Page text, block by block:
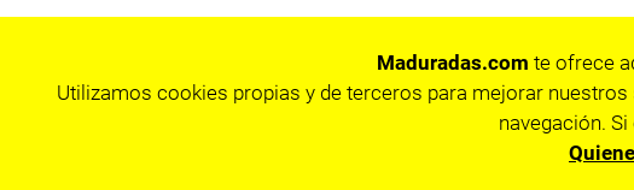
Maduradas.com te ofrece
Utilizamos cookies propias y de terceros para mejorar
navegación.